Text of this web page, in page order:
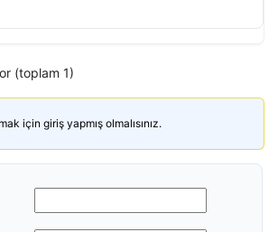
(toplam 1)
için giriş yapmış olmalısınız.